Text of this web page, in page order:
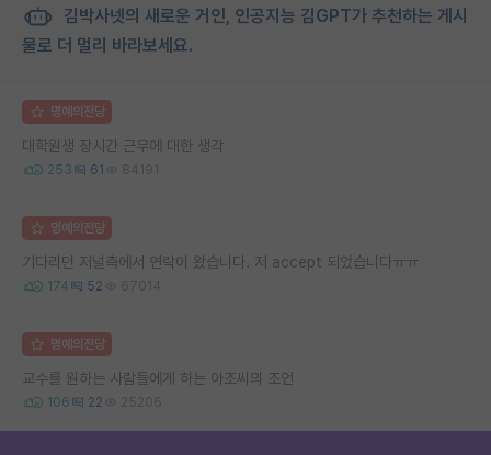
김박사넷의 새로운 거인, 인공지능 김GPT가 추천하는 게시
물로 더 멀리 바라보세요.
명예의전당
대학원생 장시간 근무에 대한 생각
253 61 84191
명예의전당
기다리던 저널측에서 연락이 왔습니다. 저 accept 되었습니다ㅠㅠ
174 52 67014
명예의전당
교수를 원하는 사람들에게 하는 아조씨의 조언
106 22 25206